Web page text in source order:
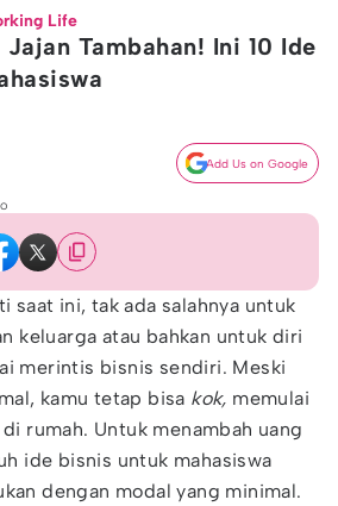
Life
Tambahan! Ini 10 Ide
Add Us on Google
saat ini, tak ada salahnya untuk
keluarga atau bahkan untuk diri
merintis bisnis sendiri. Meski
kamu tetap bisa kok, memulai
rumah. Untuk menambah uang
ide bisnis untuk mahasiswa
dengan modal yang minimal.